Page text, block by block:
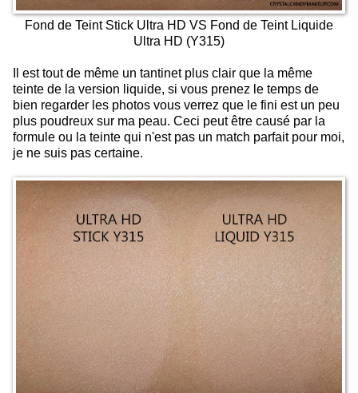
Fond de Teint Stick Ultra HD VS Fond de Teint Liquide
Ultra HD (Y315)
Il est tout de même un tantinet plus clair que la même
teinte de la version liquide, si vous prenez le temps de
bien regarder les photos vous verrez que le fini est un peu
plus poudreux sur ma peau. Ceci peut être causé par la
formule ou la teinte qui n'est pas un match parfait pour moi,
je ne suis pas certaine.